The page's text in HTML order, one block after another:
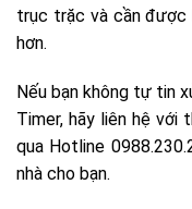
trục trặc và cần được
hơn.
Nếu bạn không tự tin
Timer, hãy liên hệ với
qua Hotline
nhà cho bạn.